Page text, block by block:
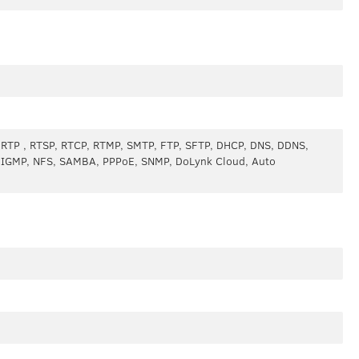
, RTSP, RTCP, RTMP, SMTP, FTP, SFTP, DHCP, DNS, DDNS,
NFS, SAMBA, PPPoE, SNMP, DoLynk Cloud, Auto